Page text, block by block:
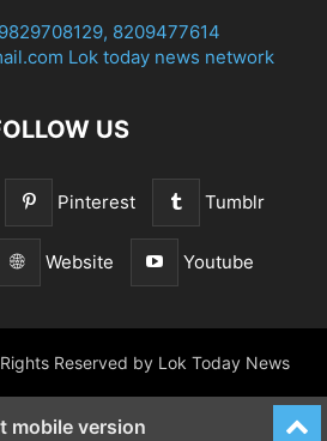
9829708129, 8209477614
Lok today news network
US
Pinterest Tumblr
Website Youtube
Reserved by Lok Today News
mobile version